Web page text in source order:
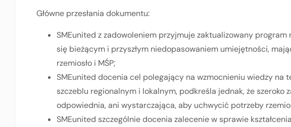
Główne przesłania dokumentu:
SMEunited z zadowoleniem przyjmuje zaktualizowany
się bieżącym i przyszłym niedopasowaniem umiejętności,
rzemiosło i MŚP;
SMEunited docenia cel polegający na wzmocnieniu wiedzy na
szczeblu regionalnym i lokalnym, podkreśla jednak, że szeroko
odpowiednia, ani wystarczająca, aby uchwycić potrzeby
SMEunited szczególnie docenia zalecenie w sprawie